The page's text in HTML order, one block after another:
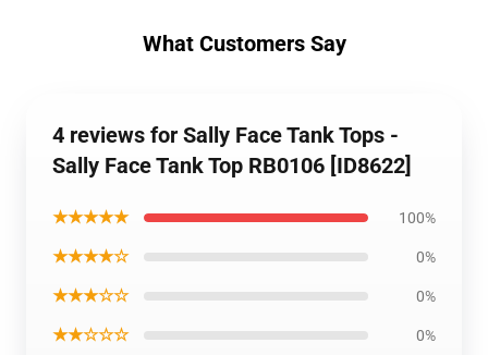
What Customers Say
4 reviews for Sally Face Tank Tops -
Sally Face Tank Top RB0106 [ID8622]
★★★★★ 100%
★★★★☆ 0%
★★★☆☆ 0%
★★☆☆☆ 0%